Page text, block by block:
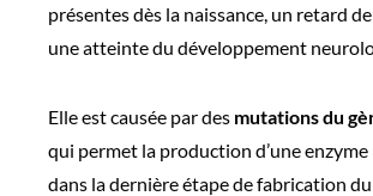
présentes dès la naissance, un retard
une atteinte du développement
Elle est causée par des mutations du
qui permet la production d’une
dans la dernière étape de fabrication